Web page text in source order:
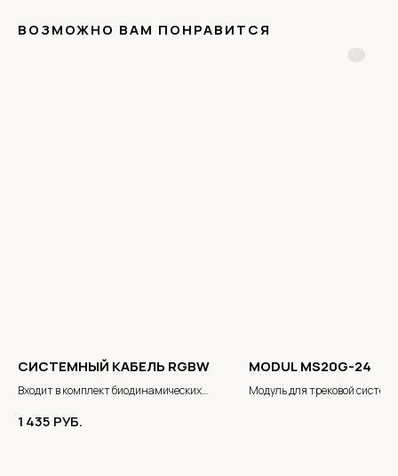
ВОЗМОЖНО ВАМ ПОНРАВИТСЯ
СИСТЕМНЫЙ КАБЕЛЬ RGBW
Входит в комплект биодинамических
1 435 РУБ.
MODUL MS20G-24
Модуль для трековой